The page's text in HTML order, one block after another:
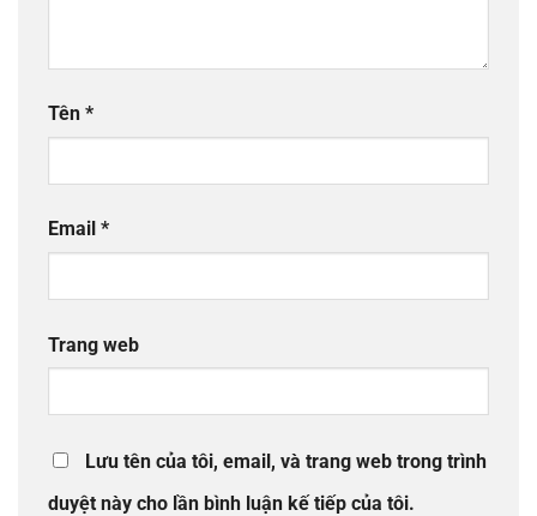
Tên *
Email *
Trang web
Lưu tên của tôi, email, và trang web trong trình
duyệt này cho lần bình luận kế tiếp của tôi.